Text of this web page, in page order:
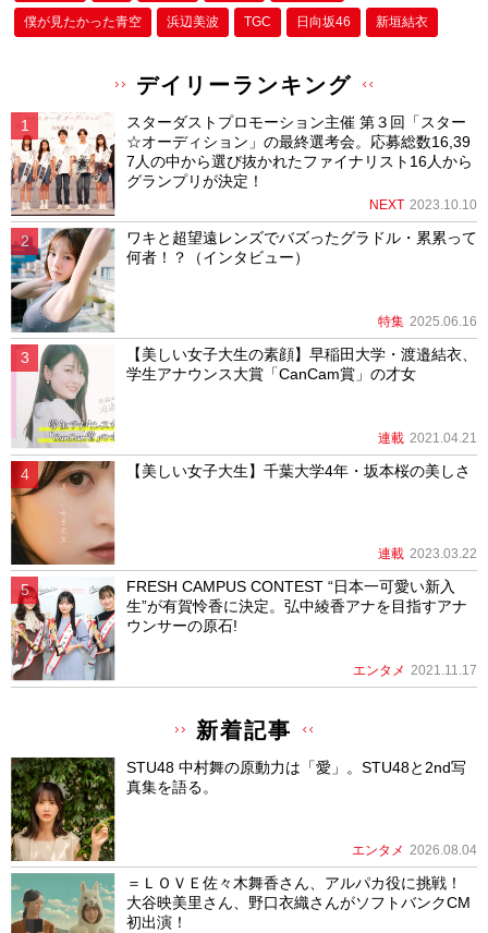
僕が⾒たかった⻘空 浜辺美波 TGC 日向坂46 新垣結衣
デイリーランキング
スターダストプロモーション主催 第３回「スター
☆オーディション」の最終選考会。応募総数16,39
7人の中から選び抜かれたファイナリスト16人から
グランプリが決定！
NEXT 2023.10.10
ワキと超望遠レンズでバズったグラドル・累累って
何者！？（インタビュー）
特集 2025.06.16
【美しい女子大生の素顔】早稲田大学・渡邉結衣、
学生アナウンス大賞「CanCam賞」の才女
連載 2021.04.21
【美しい女子大生】千葉大学4年・坂本桜の美しさ
連載 2023.03.22
FRESH CAMPUS CONTEST “日本一可愛い新入
生”が有賀怜香に決定。弘中綾香アナを目指すアナ
ウンサーの原石!
エンタメ 2021.11.17
新着記事
STU48 中村舞の原動力は「愛」。STU48と2nd写
真集を語る。
エンタメ 2026.08.04
＝ＬＯＶＥ佐々木舞香さん、アルパカ役に挑戦！
大谷映美里さん、野口衣織さんがソフトバンクCM
初出演！